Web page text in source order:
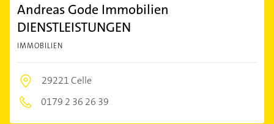
Andreas Gode Immobilien
DIENSTLEISTUNGEN
IMMOBILIEN
29221 Celle
0179 2 36 26 39